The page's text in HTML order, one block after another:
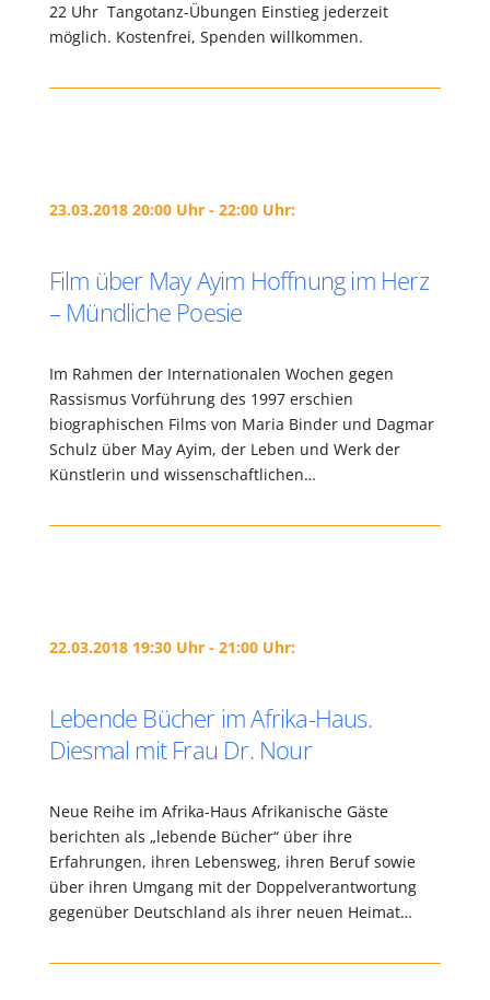
22 Uhr Tangotanz-Übungen Einstieg jederzeit
möglich. Kostenfrei, Spenden willkommen.
23.03.2018 20:00 Uhr - 22:00 Uhr:
Film über May Ayim Hoffnung im Herz
– Mündliche Poesie
Im Rahmen der Internationalen Wochen gegen
Rassismus Vorführung des 1997 erschien
biographischen Films von Maria Binder und Dagmar
Schulz über May Ayim, der Leben und Werk der
Künstlerin und wissenschaftlichen…
22.03.2018 19:30 Uhr - 21:00 Uhr:
Lebende Bücher im Afrika-Haus.
Diesmal mit Frau Dr. Nour
Neue Reihe im Afrika-Haus Afrikanische Gäste
berichten als „lebende Bücher“ über ihre
Erfahrungen, ihren Lebensweg, ihren Beruf sowie
über ihren Umgang mit der Doppelverantwortung
gegenüber Deutschland als ihrer neuen Heimat…